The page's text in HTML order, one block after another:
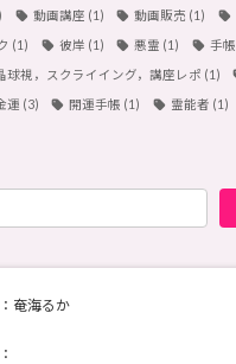
動画講座 (1) 動画販売 (1)
(1) 彼岸 (1) 悪霊 (1) 手帳
球視，スクライイング，講座レポ (1)
運 (3) 開運手帳 (1) 霊能者 (1)
奄海るか